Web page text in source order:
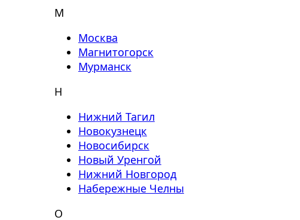
М
Москва
Магнитогорск
Мурманск
Н
Нижний Тагил
Новокузнецк
Новосибирск
Новый Уренгой
Нижний Новгород
Набережные Челны
О